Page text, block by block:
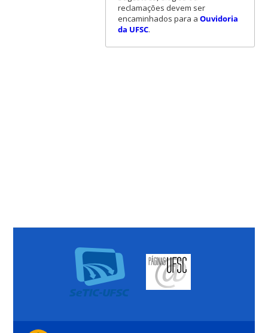
reclamações devem ser
encaminhados para a Ouvidoria
da UFSC.